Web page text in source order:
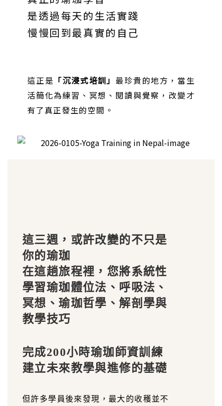
是透過每天的生活實踐
慢慢回到最真實的自己
這正是 「沉浸式培訓」 最珍貴的地方，當生
活簡化為練習、冥想、閱讀與覺察，改變才
有了真正發生的空間。
這三週，或許改變的不只是
你的瑜珈
在這趟旅程裡，您將系統性
學習瑜珈體位法、呼吸法、
冥想、瑜珈哲學、解剖學與
教學技巧
完成200小時瑜珈師資訓練
建立未來教學與進修的基礎
但許多學員後來發現，最大的收穫並不